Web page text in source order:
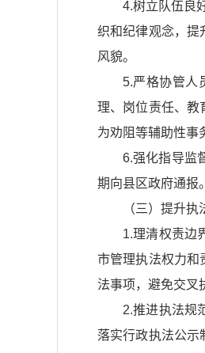
4.树立队伍良
织和纪律观念，提
风貌。
5.严格协管人
理、岗位责任、教
为劝阻等辅助性事
6.强化指导监
期向县区政府通报
（三）提升执
1.理清权责边
市管理执法权力和
法事项，避免交叉
2.推进执法规
落实行政执法公示